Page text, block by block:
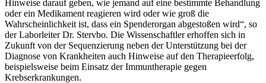
Hinweise darauf geben, wie jemand auf eine bestimmte Behandlung
oder ein Medikament reagieren wird oder wie groß die
Wahrscheinlichkeit ist, dass ein Spenderorgan abgestoßen wird“, so
der Laborleiter Dr. Stervbo. Die Wissenschaftler erhoffen sich in
Zukunft von der Sequenzierung neben der Unterstützung bei der
Diagnose von Krankheiten auch Hinweise auf den Therapieerfolg,
beispielsweise beim Einsatz der Immuntherapie gegen
Krebserkrankungen.